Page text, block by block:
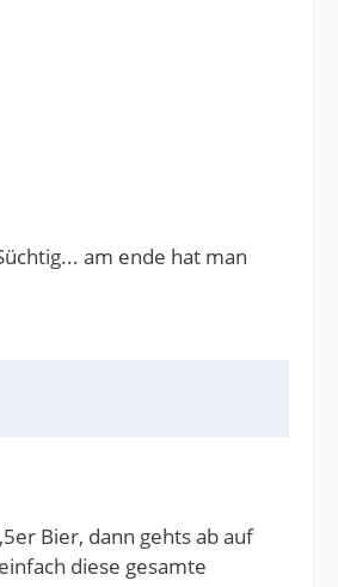
am ende hat man
Bier, dann gehts ab auf
diese gesamte